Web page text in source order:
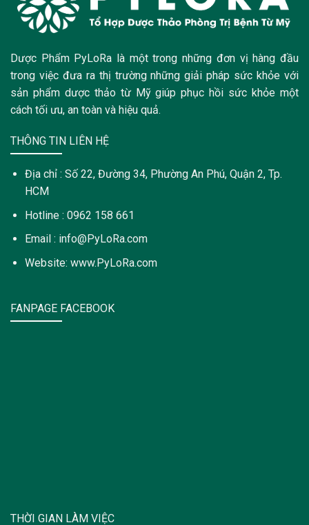
Dược Phẩm PyLoRa là một trong những đơn vị hàng đầu
trong việc đưa ra thị trường những giải pháp sức khỏe với
sản phẩm dược thảo từ Mỹ giúp phục hồi sức khỏe một
cách tối ưu, an toàn và hiệu quả.
THÔNG TIN LIÊN HỆ
Địa chỉ : Số 22, Đường 34, Phường An Phú, Quận 2, Tp.
HCM
Hotline : 0962 158 661
Email : info@PyLoRa.com
Website: www.PyLoRa.com
FANPAGE FACEBOOK
THỜI GIAN LÀM VIỆC